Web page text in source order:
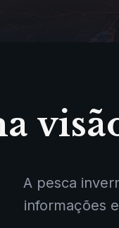
A pesca
informações